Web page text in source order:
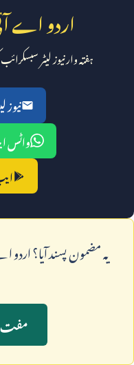
اردو اے
ہفتہ وار نیوز لیٹر
واٹس
يہ مضمون پسند آيا؟
مفت